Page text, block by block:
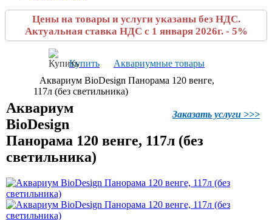
Цены на товары и услуги указаны без НДС.
Актуальная ставка НДС с 1 января 2026г. - 5%
Купить
Аквариумные товары
Аквариум BioDesign Панорама 120 венге,
117л (без светильника)
Заказать услуги >>>
Аквариум
BioDesign
Панорама 120 венге, 117л (без
светильника)